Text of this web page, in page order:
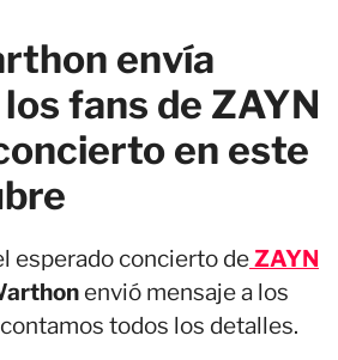
envía
fans de ZAYN
en este
esperado concierto deZAYN
envió mensaje a los
todos los detalles.